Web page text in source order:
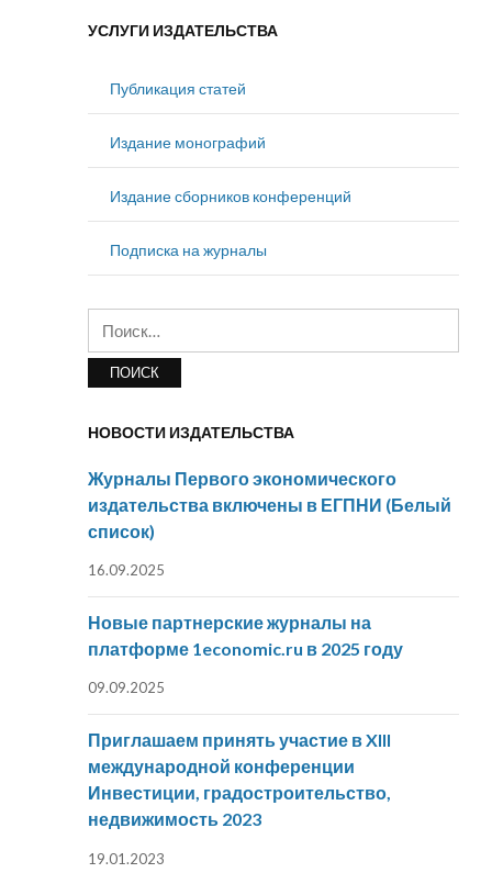
УСЛУГИ ИЗДАТЕЛЬСТВА
Публикация статей
Издание монографий
Издание сборников конференций
Подписка на журналы
НОВОСТИ ИЗДАТЕЛЬСТВА
Журналы Первого экономического
издательства включены в ЕГПНИ (Белый
список)
16.09.2025
Новые партнерские журналы на
платформе 1economic.ru в 2025 году
09.09.2025
Приглашаем принять участие в XIII
международной конференции
Инвестиции, градостроительство,
недвижимость 2023
19.01.2023